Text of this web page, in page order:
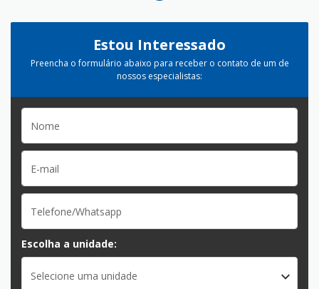
Estou Interessado
Preencha o formulário abaixo para receber o contato de um de
nossos especialistas:
Escolha a unidade:
Selecione uma unidade